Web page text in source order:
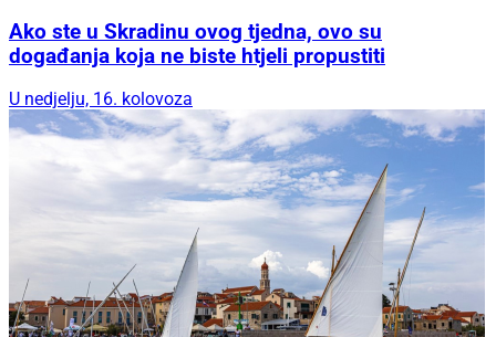
Ako ste u Skradinu ovog tjedna, ovo su
događanja koja ne biste htjeli propustiti
U nedjelju, 16. kolovoza